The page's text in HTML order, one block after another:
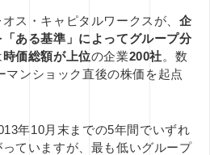
ス・キャピタルワークスが、 企
ある基準」によってグループ分
時価総額が上位の企業200社。数
マンショック直後の株価を起点
年10月末までの5年間でいずれ
ていますが、最も低いグループ